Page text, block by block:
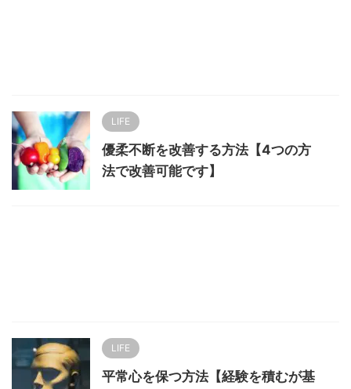
LIFE
優柔不断を改善する方法【4つの方
法で改善可能です】
LIFE
平常心を保つ方法【経験を積むが基